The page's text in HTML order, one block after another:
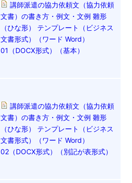
講師派遣の協力依頼文（協力依頼
文書）の書き方・例文・文例 雛形
（ひな形） テンプレート（ビジネス
文書形式）（ワード Word）
01（DOCX形式）（基本）
講師派遣の協力依頼文（協力依頼
文書）の書き方・例文・文例 雛形
（ひな形） テンプレート（ビジネス
文書形式）（ワード Word）
02（DOCX形式）（別記が表形式）